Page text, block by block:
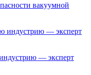
вакуумной
— эксперт